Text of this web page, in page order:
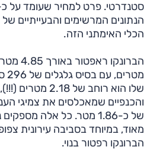
הנתונים המרשימים והבעייתיים
הכלי האימתני הזה.
שלו הוא רוחב של
והכנפיים שמאכלסים את צמיגי
של כ-1.86 מטר. כל אלה
מאוד, במיוחד בסביבה עירונית
הברונקו רפטור בנוי.